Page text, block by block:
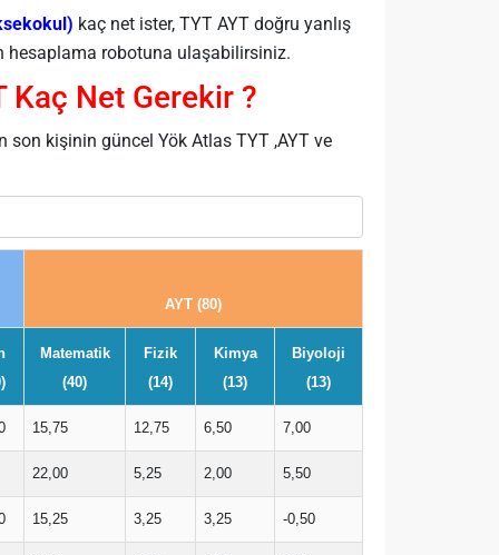
kaç net ister, TYT AYT doğru yanlış
hesaplama robotuna ulaşabilirsiniz.
Net Gerekir ?
son kişinin güncel Yök Atlas TYT ,AYT ve
AYT (80)
Matematik
(40)
Fizik
(14)
Kimya
(13)
Biyoloji
(13)
15,75 12,75 6,50 7,00
22,00 5,25 2,00 5,50
15,25 3,25 3,25 -0,50